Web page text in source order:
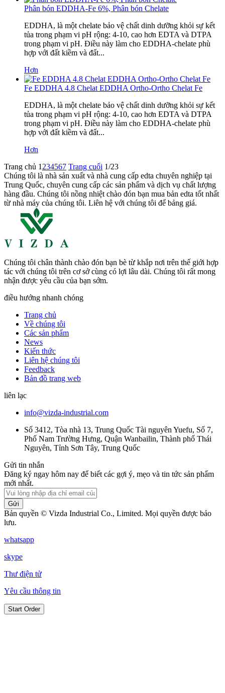
Phân bón EDDHA-Fe 6%, Phân bón Chelate
EDDHA, là một chelate bảo vệ chất dinh dưỡng khỏi sự kết
tủa trong phạm vi pH rộng: 4-10, cao hơn EDTA và DTPA
trong phạm vi pH. Điều này làm cho EDDHA-chelate phù
hợp với đất kiềm và đất...
Hơn
Fe EDDHA 4.8 Chelat EDDHA Ortho-Ortho Chelat Fe
EDDHA, là một chelate bảo vệ chất dinh dưỡng khỏi sự kết
tủa trong phạm vi pH rộng: 4-10, cao hơn EDTA và DTPA
trong phạm vi pH. Điều này làm cho EDDHA-chelate phù
hợp với đất kiềm và đất...
Hơn
Trang chủ 1 234567 Trang cuối 1/23
Chúng tôi là nhà sản xuất và nhà cung cấp edta chuyên nghiệp tại
Trung Quốc, chuyên cung cấp các sản phẩm và dịch vụ chất lượng
hàng đầu. Chúng tôi nồng nhiệt chào đón bạn mua bản edta tốt nhất
từ ​​nhà máy của chúng tôi. Liên hệ với chúng tôi để bảng giá.
Chúng tôi chân thành chào đón bạn bè từ khắp nơi trên thế giới hợp
tác với chúng tôi trên cơ sở cùng có lợi lâu dài. Chúng tôi rất mong
nhận được yêu cầu của bạn sớm.
điều hướng nhanh chóng
Trang chủ
Về chúng tôi
Các sản phẩm
News
Kiến thức
Liên hệ chúng tôi
Feedback
Bản đồ trang web
liên lạc
info@vizda-industrial.com
Số 3412, Tòa nhà 13, Trung Quốc Tài nguyên Yuefu, Số 7,
Phố Nam Trường Hưng, Quận Wanbailin, Thành phố Thái
Nguyên, Tỉnh Sơn Tây, Trung Quốc
Gửi tin nhắn
Đăng ký ngay hôm nay để biết các gợi ý, mẹo và tin tức sản phẩm
mới nhất.
Gửi
Bản quyền © Vizda Industrial Co., Limited. Mọi quyền được bảo
lưu.
whatsapp
skype
Thư điện tử
Yêu cầu thông tin
Start Order